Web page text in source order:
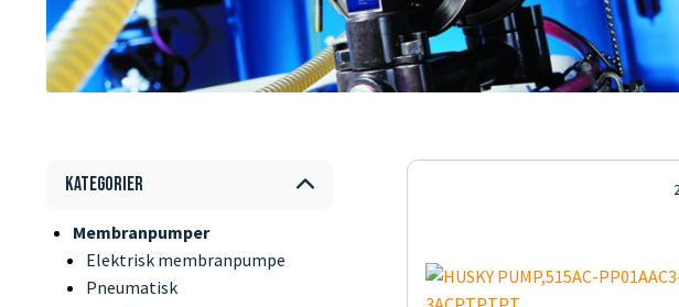
Kategorier
Membranpumper
Elektrisk membranpumpe
Pneumatisk